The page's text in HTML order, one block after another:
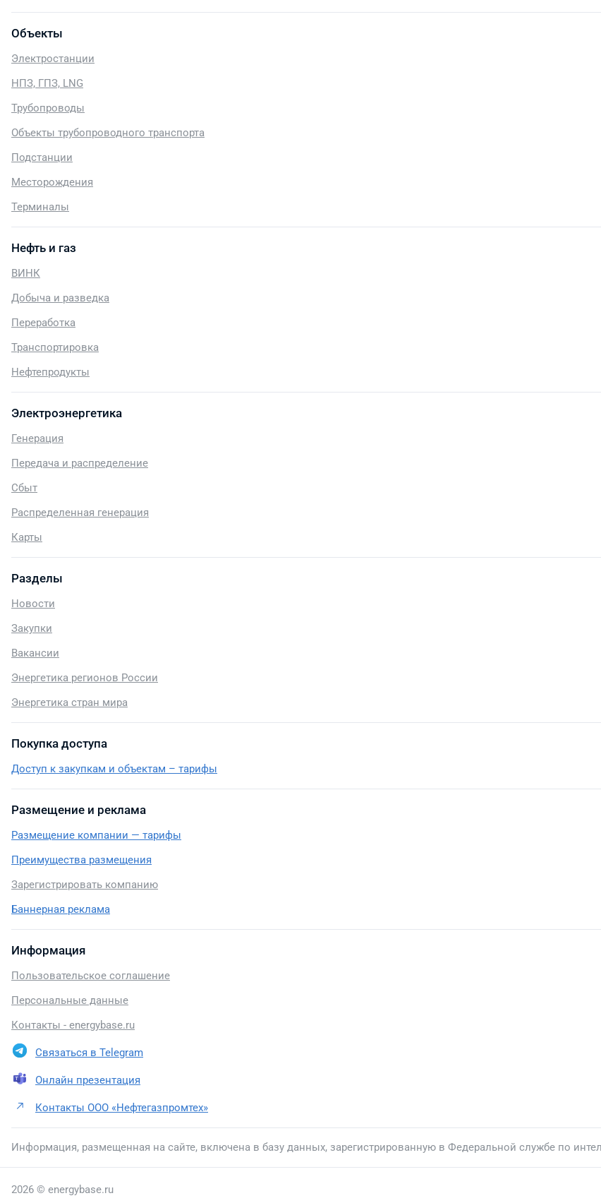
Объекты
Электростанции
НПЗ, ГПЗ, LNG
Трубопроводы
Объекты трубопроводного транспорта
Подстанции
Месторождения
Терминалы
Нефть и газ
ВИНК
Добыча и разведка
Переработка
Транспортировка
Нефтепродукты
Электроэнергетика
Генерация
Передача и распределение
Сбыт
Распределенная генерация
Карты
Разделы
Новости
Закупки
Вакансии
Энергетика регионов России
Энергетика стран мира
Покупка доступа
Доступ к закупкам и объектам – тарифы
Размещение и реклама
Размещение компании — тарифы
Преимущества размещения
Зарегистрировать компанию
Баннерная реклама
Информация
Пользовательское соглашение
Персональные данные
Контакты - energybase.ru
Связаться в Telegram
Онлайн презентация
Контакты ООО «Нефтегазпромтех»
Информация, размещенная на сайте, включена в базу данных, зарегистрированную в Федеральной службе по
2026 © energybase.ru